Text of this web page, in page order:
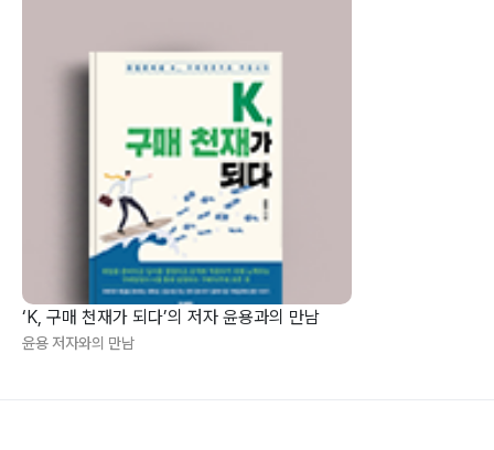
‘K, 구매 천재가 되다’의 저자 윤용과의 만남
윤용 저자와의 만남